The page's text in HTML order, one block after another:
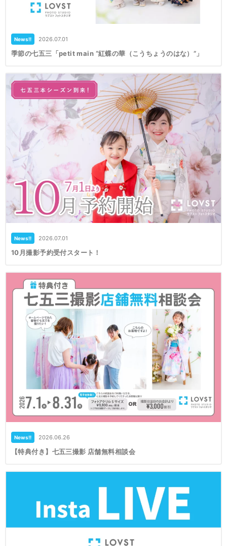
News!! 2026.07.01
季節の七五三「petit main “紅蝶の華（こうちょうのはな）”」
News!! 2026.07.01
10月撮影予約受付スタート！
News!! 2026.06.26
【特典付き】七五三撮影 店舗無料相談会